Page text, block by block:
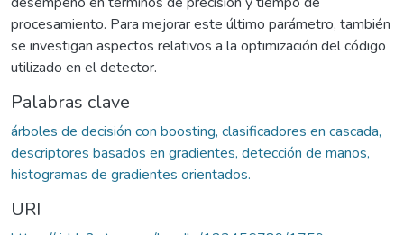
procesamiento. Para mejorar este último parámetro, también
se investigan aspectos relativos a la optimización del código
utilizado en el detector.
Palabras clave
árboles de decisión con boosting, clasificadores en cascada,
descriptores basados en gradientes, detección de manos,
histogramas de gradientes orientados.
URI